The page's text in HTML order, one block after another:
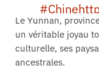
#Chine
— Virgule.lu
Le Yunnan,
un véritable joyau
culturelle, ses
ancestrales.